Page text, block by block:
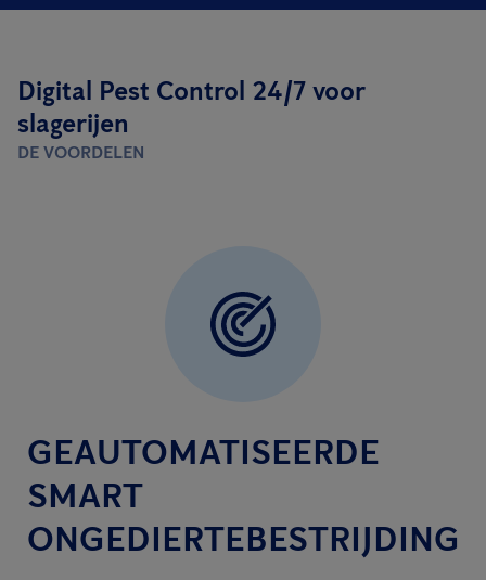
Digital Pest Control 24/7 voor
slagerijen
DE VOORDELEN
GEAUTOMATISEERDE
SMART
ONGEDIERTEBESTRIJDING